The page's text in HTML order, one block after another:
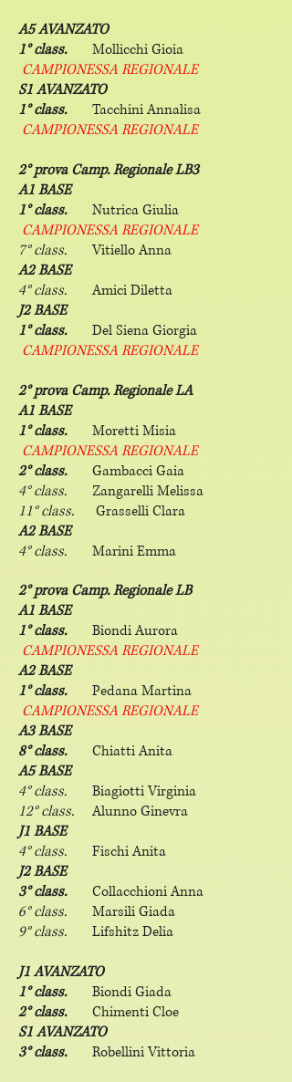
A5 AVANZATO
1° class.
Mollicchi Gioia
CAMPIONESSA REGIONALE
S1 AVANZATO
1° class.Tacchini Annalisa
CAMPIONESSA REGIONALE
2° prova Camp. Regionale LB3
A1 BASE
1° class.Nutrica Giulia
CAMPIONESSA REGIONALE
7° class. Vitiello Anna
A2 BASE
4° class.
Amici Diletta
J2 BASE
1° class.Del Siena Giorgia
CAMPIONESSA REGIONALE
2° prova Camp. Regionale LA
A1 BASE
1° class.Moretti Misia
CAMPIONESSA REGIONALE
2° class.Gambacci Gaia
4° class. Zangarelli Melissa
11° class. Grasselli Clara
A2 BASE
4° class.
Marini Emma
2° prova Camp. Regionale LB
A1 BASE
1° class.Biondi Aurora
CAMPIONESSA REGIONALE
A2 BASE
1° class.
Pedana Martina
CAMPIONESSA REGIONALE
A3 BASE
8° class.
Chiatti Anita
A5 BASE
4° class.
Biagiotti Virginia
12° class. Alunno Ginevra
J1 BASE
4° class. Fischi Anita
J2 BASE
3° class.
Collacchioni Anna
6° class.
Marsili Giada
9° class. Lifshitz Delia
J1 AVANZATO
1° class.Biondi Giada
2° class.
Chimenti Cloe
S1 AVANZATO
3° class.Robellini Vittoria